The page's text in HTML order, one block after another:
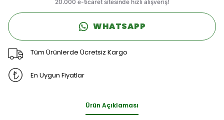
WHATSAPP
Tüm Ürünlerde Ücretsiz Kargo
En Uygun Fiyatlar
Ürün Açıklaması